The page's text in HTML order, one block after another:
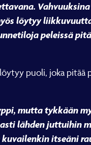
löytyy
peleissä
puoli, joka
mutta tykkään
lähden juttuihin
itseäni